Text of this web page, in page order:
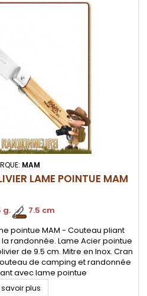
MAM
LAME POINTUE MAM
g.
7.5 cm
pointue MAM - Couteau pliant
randonnée. Lame Acier pointue
de 9.5 cm. Mitre en Inox. Cran
de camping et randonnée
avec lame pointue
savoir plus